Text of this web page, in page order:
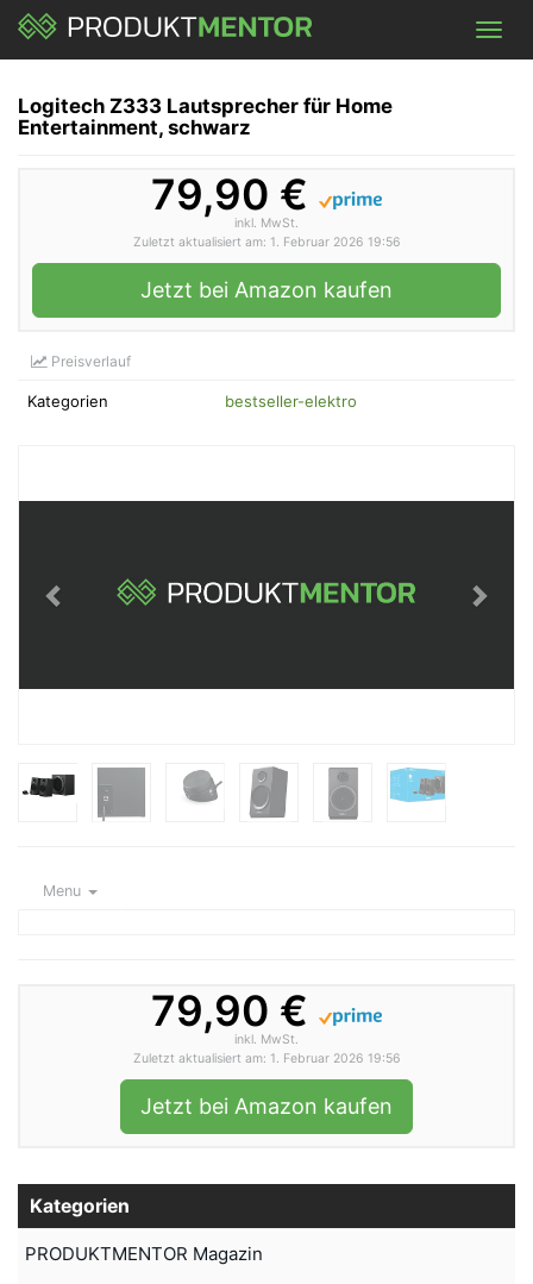
Skip
main
Logitech Z333 Lautsprecher für Home
Entertainment, schwarz
79,90 €
inkl. MwSt.
Zuletzt aktualisiert am: 1. Februar 2026 19:56
Jetzt bei Amazon kaufen
Preisverlauf
Kategorien bestseller-elektro
Menu
79,90 €
inkl. MwSt.
Zuletzt aktualisiert am: 1. Februar 2026 19:56
Jetzt bei Amazon kaufen
Kategorien
PRODUKTMENTOR Magazin